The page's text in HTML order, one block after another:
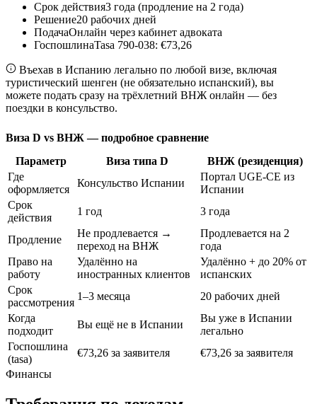
Срок действия3 года (продление на 2 года)
Решение20 рабочих дней
ПодачаОнлайн через кабинет адвоката
ГоспошлинаTasa 790-038: €73,26
Въехав в Испанию легально по любой визе, включая
туристический шенген (не обязательно испанский), вы
можете подать сразу на трёхлетний ВНЖ онлайн — без
поездки в консульство.
Виза D vs ВНЖ — подробное сравнение
Параметр
Виза типа D
ВНЖ (резиденция)
Где
оформляется
Консульство Испании
Портал UGE-CE из
Испании
Срок
действия
1 год 3 года
Продление
Не продлевается →
переход на ВНЖ
Продлевается на 2
года
Право на
работу
Удалённо на
иностранных клиентов
Удалённо + до 20% от
испанских
Срок
рассмотрения
1–3 месяца
20 рабочих дней
Когда
подходит
Вы ещё не в Испании
Вы уже в Испании
легально
Госпошлина
(tasa)
€73,26 за заявителя
€73,26 за заявителя
Финансы